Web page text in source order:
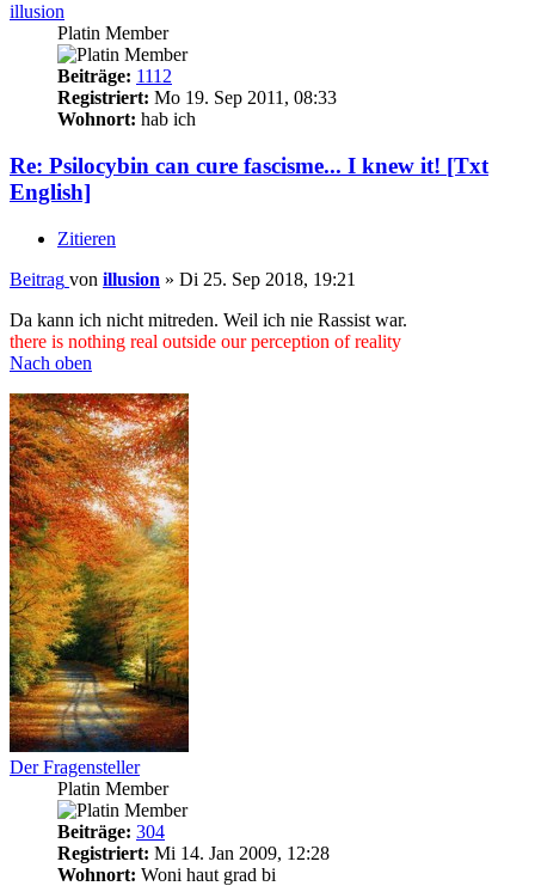
illusion
Platin Member
Beiträge: 1112
Registriert: Mo 19. Sep 2011, 08:33
Wohnort: hab ich
Re: Psilocybin can cure fascisme... I knew it! [Txt
English]
Zitieren
Beitrag von illusion » Di 25. Sep 2018, 19:21
Da kann ich nicht mitreden. Weil ich nie Rassist war.
there is nothing real outside our perception of reality
Nach oben
Der Fragensteller
Platin Member
Beiträge: 304
Registriert: Mi 14. Jan 2009, 12:28
Wohnort: Woni haut grad bi